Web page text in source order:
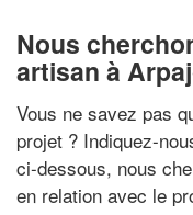
Nous
artisan à
Vous ne savez pas
projet ? Indiquez-
ci-dessous, nous
en relation avec le